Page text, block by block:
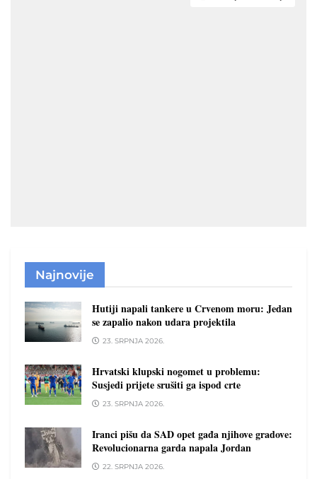
Najnovije
Hutiji napali tankere u Crvenom moru: Jedan
se zapalio nakon udara projektila
23. SRPNJA 2026.
Hrvatski klupski nogomet u problemu:
Susjedi prijete srušiti ga ispod crte
23. SRPNJA 2026.
Iranci pišu da SAD opet gađa njihove gradove:
Revolucionarna garda napala Jordan
22. SRPNJA 2026.